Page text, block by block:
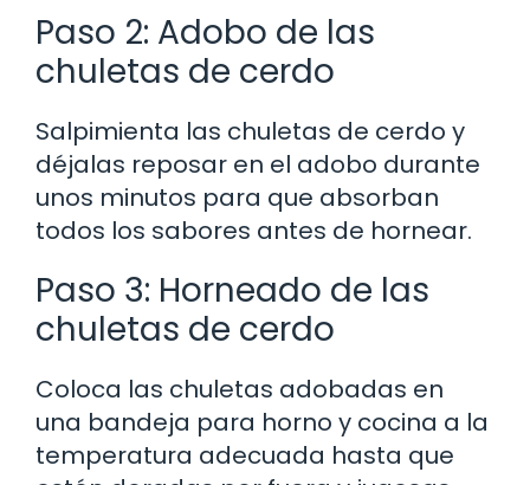
Paso 2: Adobo de las
chuletas de cerdo
Salpimienta las chuletas de cerdo y
déjalas reposar en el adobo durante
unos minutos para que absorban
todos los sabores antes de hornear.
Paso 3: Horneado de las
chuletas de cerdo
Coloca las chuletas adobadas en
una bandeja para horno y cocina a la
temperatura adecuada hasta que